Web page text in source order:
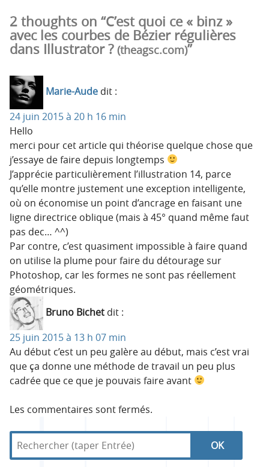
2 thoughts on “C’est quoi ce « binz »
avec les courbes de Bézier régulières
dans Illustrator ? (theagsc.com)”
Marie-Aude dit :
24 juin 2015 à 20 h 16 min
Hello
merci pour cet article qui théorise quelque chose que
j’essaye de faire depuis longtemps
J’apprécie particulièrement l’illustration 14, parce
qu’elle montre justement une exception intelligente,
où on économise un point d’ancrage en faisant une
ligne directrice oblique (mais à 45° quand même faut
pas dec… ^^)
Par contre, c’est quasiment impossible à faire quand
on utilise la plume pour faire du détourage sur
Photoshop, car les formes ne sont pas réellement
géométriques.
Bruno Bichet dit :
25 juin 2015 à 13 h 07 min
Au début c’est un peu galère au début, mais c’est vrai
que ça donne une méthode de travail un peu plus
cadrée que ce que je pouvais faire avant
Les commentaires sont fermés.
R
R
d